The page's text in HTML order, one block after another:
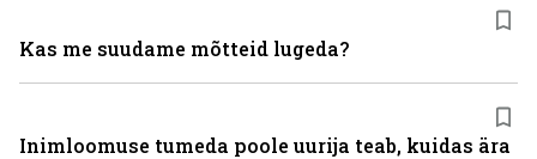
Kas me suudame mõtteid lugeda?
Inimloomuse tumeda poole uurija teab, kuidas ära